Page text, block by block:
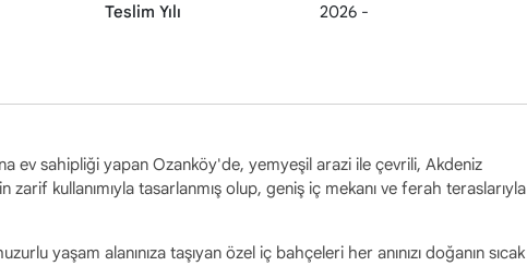
Teslim Yılı 2026 -
ev sahipliği yapan Ozanköy'de, yemyeşil arazi ile çevrili, Akdeniz
kullanımıyla tasarlanmış olup, geniş iç mekanı ve ferah teraslarıyla
yaşam alanınıza taşıyan özel iç bahçeleri her anınızı doğanın sıcak